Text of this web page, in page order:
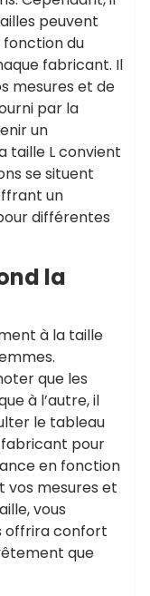
peuvent
fonction du
fabricant. Il
mesures et de
par la
un
taille L convient
se situent
un
différentes
la
à la taille
que les
à l’autre, il
le tableau
fabricant pour
en fonction
vos mesures et
vous
offrira confort
que